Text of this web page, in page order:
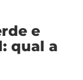
e
qual a